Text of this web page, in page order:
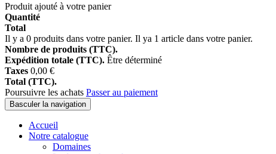
Produit ajouté à votre panier
Quantité
Total
Il y a 0 produits dans votre panier. Il ya 1 article dans votre panier.
Nombre de produits (TTC).
Expédition totale (TTC). Être déterminé
Taxes 0,00 €
Total (TTC).
Poursuivre les achats Passer au paiement
Basculer la navigation
Accueil
Notre catalogue
Domaines